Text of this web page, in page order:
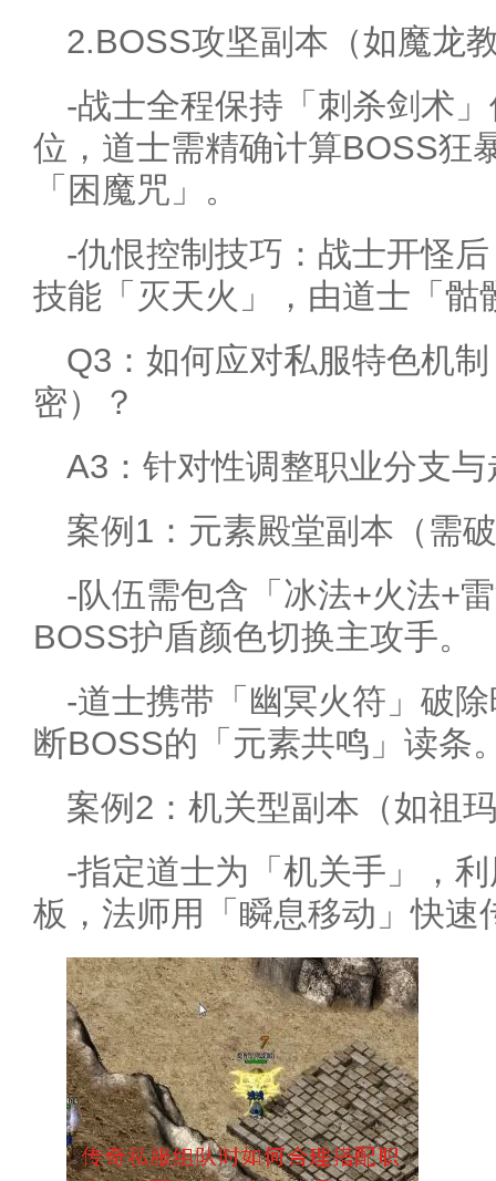
2.BOSS攻坚副本（如魔龙
-战士全程保持「刺杀剑术
位，道士需精确计算BOSS狂
「困魔咒」。
-仇恨控制技巧：战士开怪
技能「灭天火」，由道士「骷
Q3：如何应对私服特色机
密）？
A3：针对性调整职业分支
案例1：元素殿堂副本（需
-队伍需包含「冰法+火法+
BOSS护盾颜色切换主攻手。
-道士携带「幽冥火符」破
断BOSS的「元素共鸣」读条
案例2：机关型副本（如祖
-指定道士为「机关手」，
板，法师用「瞬息移动」快速